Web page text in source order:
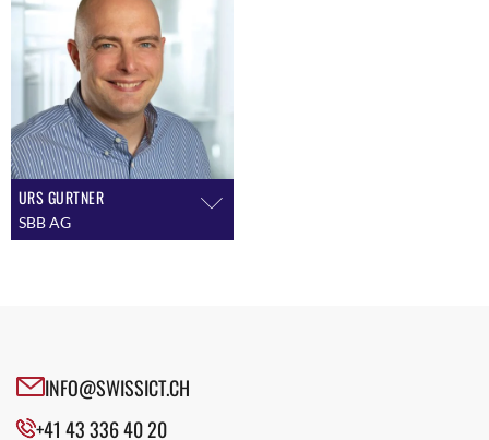
URS GURTNER
SBB AG
INFO@SWISSICT.CH
+41 43 336 40 20